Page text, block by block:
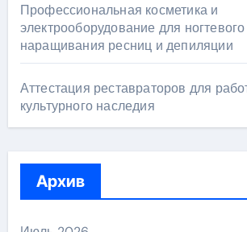
Профессиональная косметика и
электрооборудование для
наращивания ресниц и депиляции
Аттестация реставраторов для
культурного наследия
Архив